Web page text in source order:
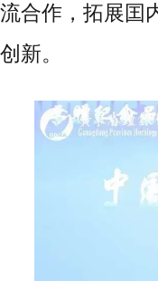
流合作，拓展囯
创新。